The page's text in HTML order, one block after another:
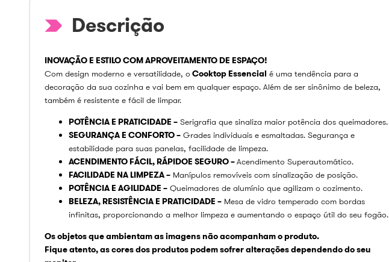
INOVAÇÃO E ESTILO COM APROVEITAMENTO DE ESPAÇO!
Com design moderno e versatilidade, o Cooktop Essencial é uma tendência para a
decoração da sua cozinha e vai bem em qualquer espaço. Além de ser sinônimo de beleza,
também é resistente e fácil de limpar.
POTÊNCIA E PRATICIDADE – Serigrafia que sinaliza maior potência dos queimadores.
SEGURANÇA E CONFORTO – Grades individuais e esmaltadas. Segurança e
estabilidade para suas panelas, facilidade de limpeza.
ACENDIMENTO FÁCIL, RÁPIDOE SEGURO –Acendimento Superautomático.
FACILIDADE NA LIMPEZA – Manípulos removíveis com sinalização de posição.
POTÊNCIA E AGILIDADE – Queimadores de alumínio que agilizam o cozimento.
BELEZA, RESISTÊNCIA E PRATICIDADE – Mesa de vidro temperado com bordas
infinitas, proporcionando a melhor limpeza e aumentando o espaço útil do seu fogão.
Os objetos que ambientam as imagens não acompanham o produto.
Fique atento, as cores dos produtos podem sofrer alterações dependendo do seu